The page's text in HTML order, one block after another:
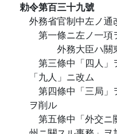
勅令第百三十九號
外務省官制中左ノ通
第一條ニ左ノ一項
外務大臣ハ關
第三條中「四人」
「九人」ニ改ム
第四條中「三局」
ヲ削ル
第五條中「外交ニ